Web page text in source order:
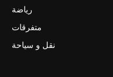
رياضة
متفرقات
نقل و سياحة